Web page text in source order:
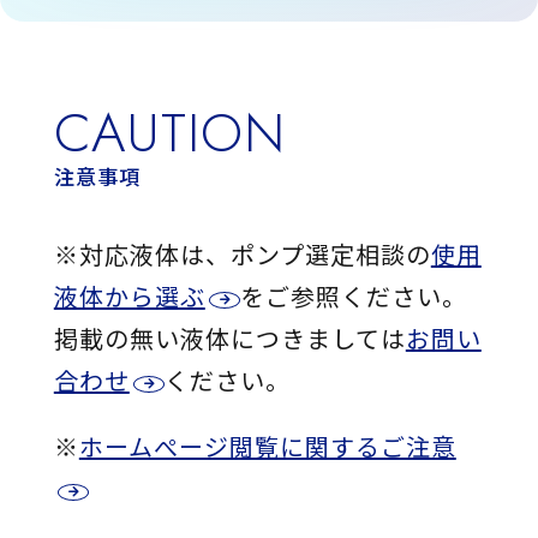
CAUTION
注意事項
※対応液体は、ポンプ選定相談の使用
液体から選ぶ
をご参照ください。
掲載の無い液体につきましてはお問い
合わせ
ください。
※ホームぺージ閲覧に関するご注意